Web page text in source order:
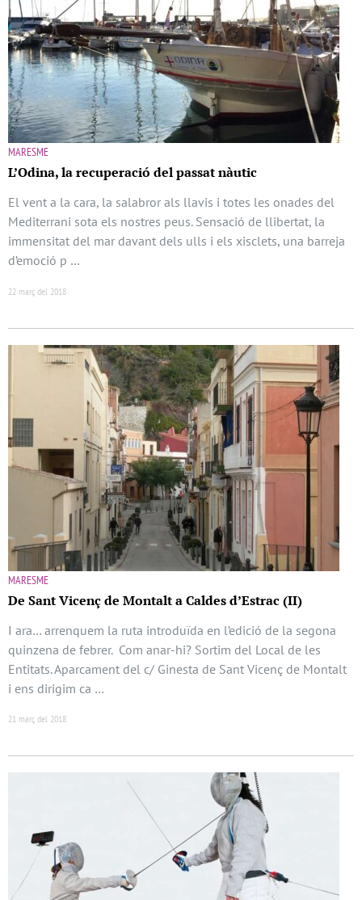
MARESME
L’Odina, la recuperació del passat nàutic
El vent a la cara, la salabror als llavis i totes les onades del
Mediterrani sota els nostres peus. Sensació de llibertat, la
immensitat del mar davant dels ulls i els xisclets, una barreja
d’emoció p …
22 març del 2018
MARESME
De Sant Vicenç de Montalt a Caldes d’Estrac (II)
I ara… arrenquem la ruta introduïda en l’edició de la segona
quinzena de febrer. Com anar-hi? Sortim del Local de les
Entitats. Aparcament del c/ Ginesta de Sant Vicenç de Montalt
i ens dirigim ca …
21 març del 2018